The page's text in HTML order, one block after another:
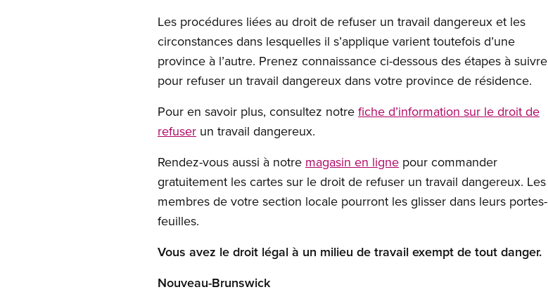
Les procédures liées au droit de refuser un travail dangereux et les
circonstances dans lesquelles il s’applique varient toutefois d’une
province à l’autre. Prenez connaissance ci-dessous des étapes à suivre
pour refuser un travail dangereux dans votre province de résidence.
Pour en savoir plus, consultez notre fiche d’information sur le droit de
refuser un travail dangereux.
Rendez-vous aussi à notre magasin en ligne pour commander
gratuitement les cartes sur le droit de refuser un travail dangereux. Les
membres de votre section locale pourront les glisser dans leurs portes-
feuilles.
Vous avez le droit légal à un milieu de travail exempt de tout danger.
Nouveau-Brunswick